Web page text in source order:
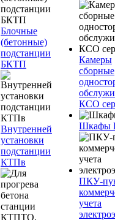
Блочные
(бетонные)
подстанции
БКТП
Внутренней
установки
подстанции
КТПв
Камеры
сборные
КСО
Шкафы
ПКУ-
учета